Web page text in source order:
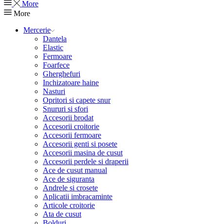
More
More
Mercerie
Dantela
Elastic
Fermoare
Foarfece
Gherghefuri
Inchizatoare haine
Nasturi
Opritori si capete snur
Snururi si sfori
Accesorii brodat
Accesorii croitorie
Accesorii fermoare
Accesorii genti si posete
Accesorii masina de cusut
Accesorii perdele si draperii
Ace de cusut manual
Ace de siguranta
Andrele si crosete
Aplicatii imbracaminte
Articole croitorie
Ata de cusut